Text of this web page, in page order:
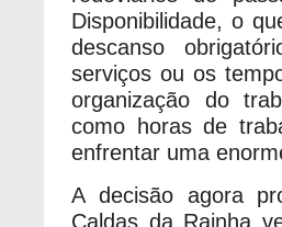
Disponibilidade, o
descanso
serviços ou os
organização do
como horas de
enfrentar uma
A decisão agora
Caldas da Rainha